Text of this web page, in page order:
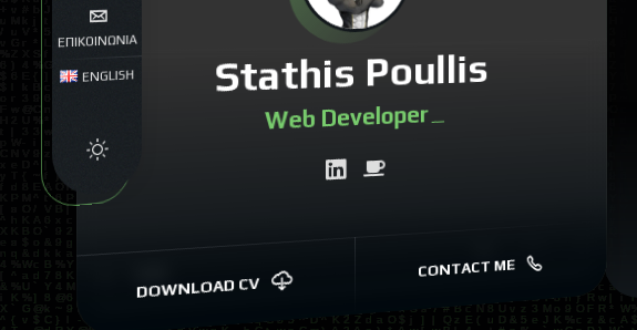
ΕΠΙΚΟΙΝΩΝΙΑ
ENGLISH Stathis Poullis
Web Dev|
DOWNLOAD CV
CONTACT ME